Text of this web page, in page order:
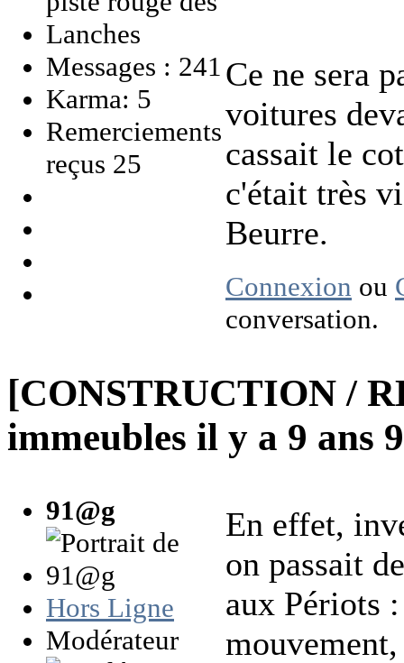
Messages : 241
Karma: 5
Remerciements
reçus 25
Ce ne sera
voitures
cassait le
c'était très
Beurre.
Connexion ou
conversation.
[CONSTRUCTION /
immeubles il y a 9 ans
91@g
Hors Ligne
Modérateur
En effet,
on passait
aux Périots